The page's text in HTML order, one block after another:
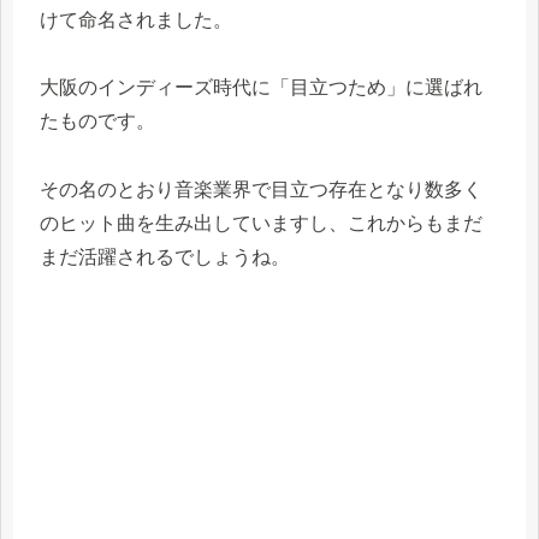
けて命名されました。
大阪のインディーズ時代に「目立つため」に選ばれ
たものです。
その名のとおり音楽業界で目立つ存在となり数多く
のヒット曲を生み出していますし、これからもまだ
まだ活躍されるでしょうね。